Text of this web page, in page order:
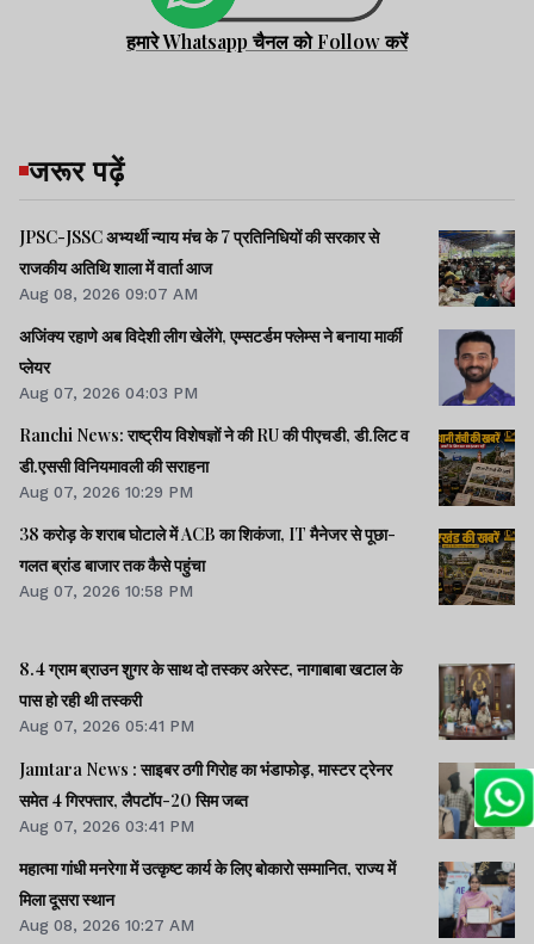
हमारे Whatsapp चैनल को Follow करें
जरूर पढ़ें
JPSC-JSSC अभ्यर्थी न्याय मंच के 7 प्रतिनिधियों की सरकार से
राजकीय अतिथि शाला में वार्ता आज
Aug 08, 2026 09:07 AM
अजिंक्य रहाणे अब विदेशी लीग खेलेंगे, एम्सटर्डम फ्लेम्स ने बनाया मार्की
प्लेयर
Aug 07, 2026 04:03 PM
Ranchi News: राष्ट्रीय विशेषज्ञों ने की RU की पीएचडी, डी.लिट व
डी.एससी विनियमावली की सराहना
Aug 07, 2026 10:29 PM
38 करोड़ के शराब घोटाले में ACB का शिकंजा, IT मैनेजर से पूछा-
गलत ब्रांड बाजार तक कैसे पहुंचा
Aug 07, 2026 10:58 PM
8.4 ग्राम ब्राउन शुगर के साथ दो तस्कर अरेस्ट, नागाबाबा खटाल के
पास हो रही थी तस्करी
Aug 07, 2026 05:41 PM
Jamtara News : साइबर ठगी गिरोह का भंडाफोड़, मास्टर ट्रेनर
समेत 4 गिरफ्तार, लैपटॉप-20 सिम जब्त
Aug 07, 2026 03:41 PM
महात्मा गांधी मनरेगा में उत्कृष्ट कार्य के लिए बोकारो सम्मानित, राज्य में
मिला दूसरा स्थान
Aug 08, 2026 10:27 AM